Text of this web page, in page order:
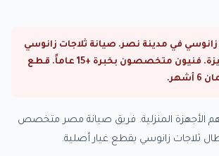
في مدينة نصر. صيانة ثلاجات زانوسي
في القاهرة والجيزة. فنيون متخصصون بخبرة +15 عاماً. قطع
الأجهزة المنزلية. فريق صيانة مصر متخصص
ثلاجات زانوسي بقطع غيار أصلية.